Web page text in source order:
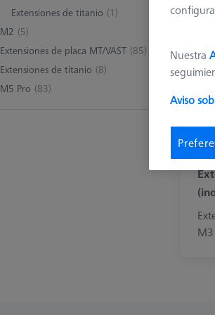
Extensiones de titanio (1)
M2 (5)
Extensiones de placa MT/VAST (85)
Extensiones de titanio (8)
M5 Pro (83)
M3
Nuestra
Aviso